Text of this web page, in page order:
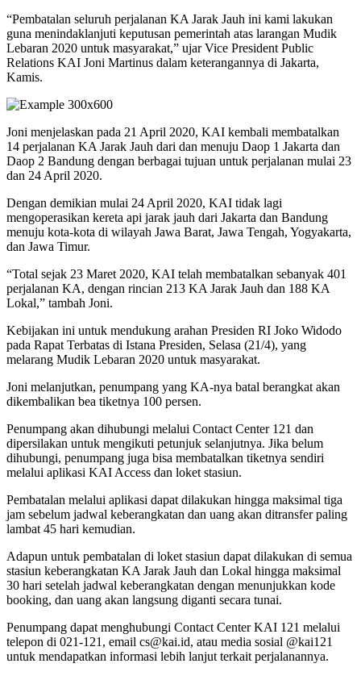
“Pembatalan seluruh perjalanan KA Jarak Jauh ini kami lakukan
guna menindaklanjuti keputusan pemerintah atas larangan Mudik
Lebaran 2020 untuk masyarakat,” ujar Vice President Public
Relations KAI Joni Martinus dalam keterangannya di Jakarta,
Kamis.
Joni menjelaskan pada 21 April 2020, KAI kembali membatalkan
14 perjalanan KA Jarak Jauh dari dan menuju Daop 1 Jakarta dan
Daop 2 Bandung dengan berbagai tujuan untuk perjalanan mulai 23
dan 24 April 2020.
Dengan demikian mulai 24 April 2020, KAI tidak lagi
mengoperasikan kereta api jarak jauh dari Jakarta dan Bandung
menuju kota-kota di wilayah Jawa Barat, Jawa Tengah, Yogyakarta,
dan Jawa Timur.
“Total sejak 23 Maret 2020, KAI telah membatalkan sebanyak 401
perjalanan KA, dengan rincian 213 KA Jarak Jauh dan 188 KA
Lokal,” tambah Joni.
Kebijakan ini untuk mendukung arahan Presiden RI Joko Widodo
pada Rapat Terbatas di Istana Presiden, Selasa (21/4), yang
melarang Mudik Lebaran 2020 untuk masyarakat.
Joni melanjutkan, penumpang yang KA-nya batal berangkat akan
dikembalikan bea tiketnya 100 persen.
Penumpang akan dihubungi melalui Contact Center 121 dan
dipersilakan untuk mengikuti petunjuk selanjutnya. Jika belum
dihubungi, penumpang juga bisa membatalkan tiketnya sendiri
melalui aplikasi KAI Access dan loket stasiun.
Pembatalan melalui aplikasi dapat dilakukan hingga maksimal tiga
jam sebelum jadwal keberangkatan dan uang akan ditransfer paling
lambat 45 hari kemudian.
Adapun untuk pembatalan di loket stasiun dapat dilakukan di semua
stasiun keberangkatan KA Jarak Jauh dan Lokal hingga maksimal
30 hari setelah jadwal keberangkatan dengan menunjukkan kode
booking, dan uang akan langsung diganti secara tunai.
Penumpang dapat menghubungi Contact Center KAI 121 melalui
telepon di 021-121, email cs@kai.id, atau media sosial @kai121
untuk mendapatkan informasi lebih lanjut terkait perjalanannya.